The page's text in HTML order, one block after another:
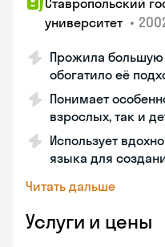
Ставропольский
университет •
Прожила большую
обогатило её
Понимает
взрослых, так и
Использует
языка для
Читать дальше
Услуги и цены